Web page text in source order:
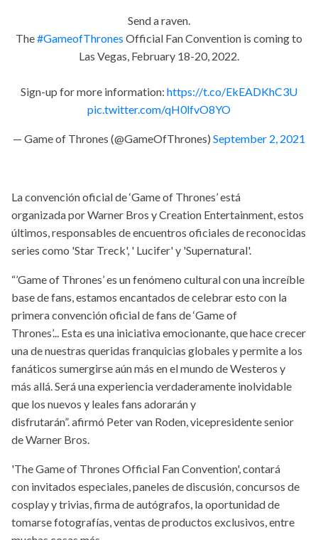
Send a raven.
The#GameofThrones Official Fan Convention is coming to
Las Vegas, February 18-20, 2022.
Sign-up for more information: https://t.co/EkEADKhC3U
pic.twitter.com/qH0lfvO8YO
— Game of Thrones (@GameOfThrones) September 2, 2021
La convención oficial de ‘Game of Thrones’ está
organizada por Warner Bros y Creation Entertainment, estos
últimos, responsables de encuentros oficiales de reconocidas
series como 'Star Treck', ' Lucifer' y 'Supernatural'.
“’Game of Thrones’ es un fenómeno cultural con una increíble
base de fans, estamos encantados de celebrar esto con la
primera convención oficial de fans de ‘Game of
Thrones’... Esta es una iniciativa emocionante, que hace crecer
una de nuestras queridas franquicias globales y permite a los
fanáticos sumergirse aún más en el mundo de Westeros y
más allá. Será una experiencia verdaderamente inolvidable
que los nuevos y leales fans adorarán y
disfrutarán”. afirmó Peter van Roden, vicepresidente senior
de Warner Bros.
'The Game of Thrones Official Fan Convention', contará
con invitados especiales, paneles de discusión, concursos de
cosplay y trivias, firma de autógrafos, la oportunidad de
tomarse fotografías, ventas de productos exclusivos, entre